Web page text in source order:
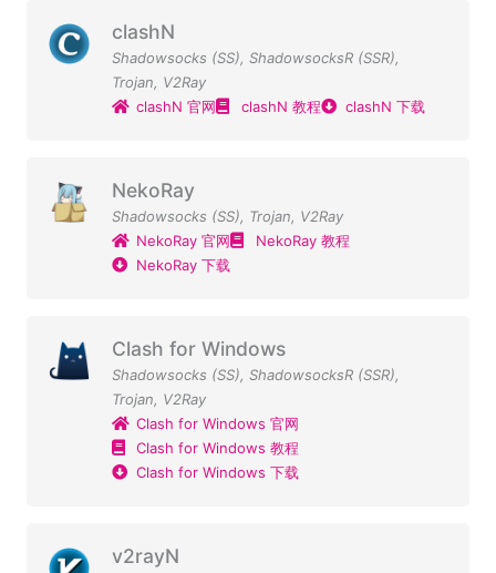
clashN
Shadowsocks (SS), ShadowsocksR (SSR),
Trojan, V2Ray
clashN 官网
clashN 教程 clashN 下载
NekoRay
Shadowsocks (SS), Trojan, V2Ray
NekoRay 官网
NekoRay 教程
NekoRay 下载
Clash for Windows
Shadowsocks (SS), ShadowsocksR (SSR),
Trojan, V2Ray
Clash for Windows 官网
Clash for Windows 教程
Clash for Windows 下载
v2rayN